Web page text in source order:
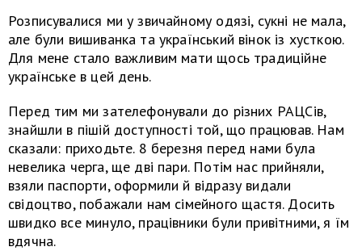
Розписувалися ми у звичайному одязі, сукні не мала,
але були вишиванка та український вінок із хусткою.
Для мене стало важливим мати щось традиційне
українське в цей день.
Перед тим ми зателефонували до різних РАЦСів,
знайшли в пішій доступності той, що працював. Нам
сказали: приходьте. 8 березня перед нами була
невелика черга, ще дві пари. Потім нас прийняли,
взяли паспорти, оформили й відразу видали
свідоцтво, побажали нам сімейного щастя. Досить
швидко все минуло, працівники були привітними, я їм
вдячна.